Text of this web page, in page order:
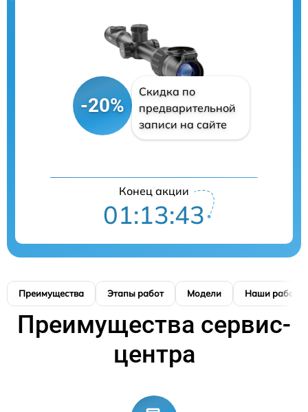
-20%
Скидка по
предварительной
записи на сайте
Конец акции
01:13:42
Преимущества Этапы работ Модели Наши работы
Преимущества сервис-
центра